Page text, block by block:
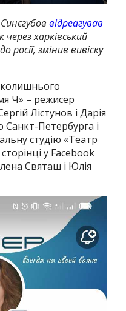
відреагував
харківський
росії, змінив вивіску
Ч» – режисер
Лістунов і Дарія
Санкт-Петербурга і
студію «Театр
у Facebook
Святаш і Юлія